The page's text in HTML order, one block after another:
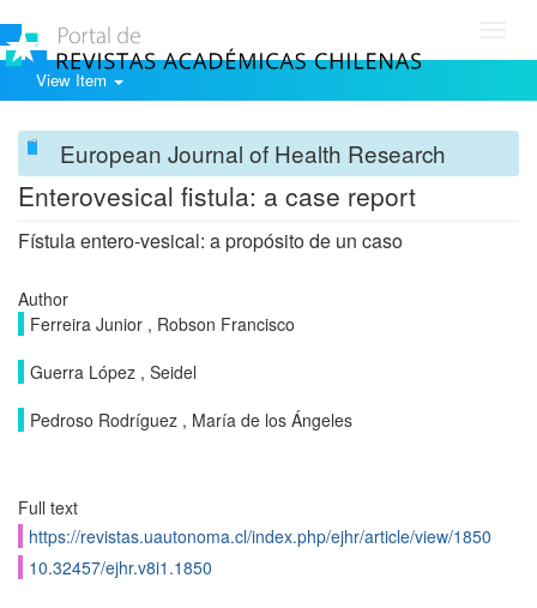
View Item
European Journal of Health Research
Enterovesical fistula: a case report
Fístula entero-vesical: a propósito de un caso
Author
Ferreira Junior , Robson Francisco
Guerra López , Seidel
Pedroso Rodríguez , María de los Ángeles
Full text
https://revistas.uautonoma.cl/index.php/ejhr/article/view/1850
10.32457/ejhr.v8i1.1850